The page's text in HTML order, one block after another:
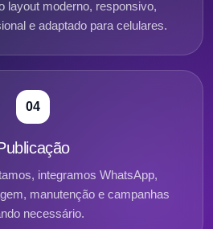
layout moderno, responsivo,
e adaptado para celulares.
04
integramos WhatsApp,
manutenção e campanhas
necessário.